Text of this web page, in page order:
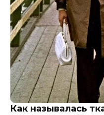
Как называлась